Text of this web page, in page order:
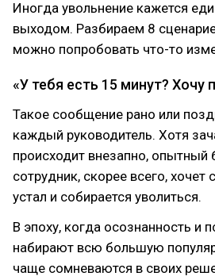
Иногда увольнение кажется
выходом. Разбираем 8
можно попробовать что-то
«У тебя есть 15 минут? Хочу
Такое сообщение рано или
каждый руководитель. Хотя
происходит внезапно, опытный
сотрудник, скорее всего, хочет
устал и собирается уволиться.
В эпоху, когда осознанность и
набирают всю большую
чаще сомневаются в своих